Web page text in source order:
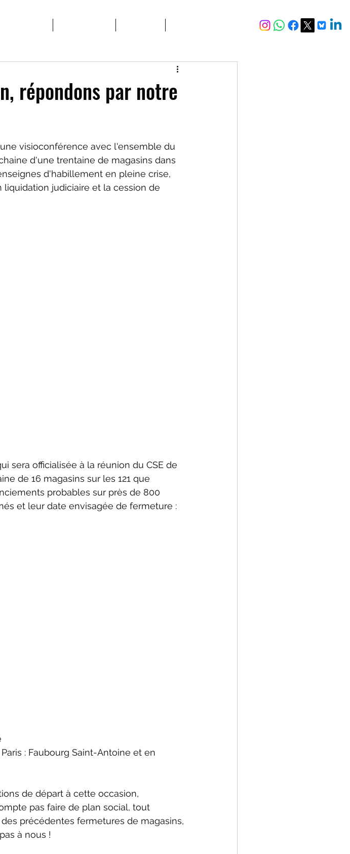
répondons par notre
visioconférence avec l'ensemble du
d'une trentaine de magasins dans
d'habillement en pleine crise,
judiciaire et la cession de
de 16 magasins sur les 121 que
probables sur près de 800
et leur date envisagée de fermeture :
: Faubourg Saint-Antoine et en
de départ à cette occasion,
pas faire de plan social, tout
précédentes fermetures de magasins,
à nous !